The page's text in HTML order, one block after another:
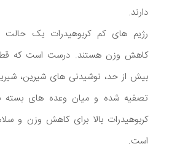
دارند.
رژیم های کم کربوهیدرات یک حالت
کاهش وزن هستند. درست است که
بیش از حد، نوشیدنی های شیرین،
تصفیه شده و میان وعده های بسته
کربوهیدرات بالا برای کاهش وزن و
است.